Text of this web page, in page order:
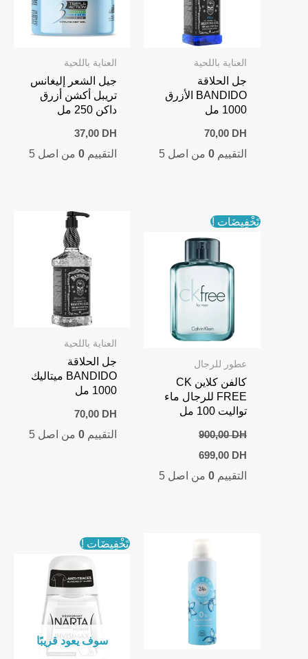
العناية باللحية
جل الحلاقة
BANDIDO الأزرق
1000 مل
70,00 DH
التقييم 0من اصل 5
العناية باللحية
جيل الشعر إليغانس
تريبل أكشن أزرق
داكن 250 مل
37,00 DH
التقييم0 من اصل 5
تَخْفِيضَات !
عطور للرجال
كالفن كلاين CK
FREE للرجال ماء
تواليت 100 مل
900,00DH
Original
was:
699,00 DH
Current
is:
التقييم 0من اصل 5
العناية باللحية
جل الحلاقة
BANDIDO ميتاليك
1000 مل
70,00 DH
التقييم0 من اصل 5
تَخْفِيضَات !
سوف يعود قريبًا